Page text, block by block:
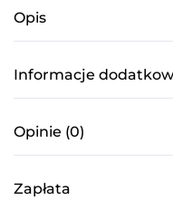
pończoch
z
siateczką
SCENIC
Czarny
Opis
Informacje
Opinie (0)
Zapłata